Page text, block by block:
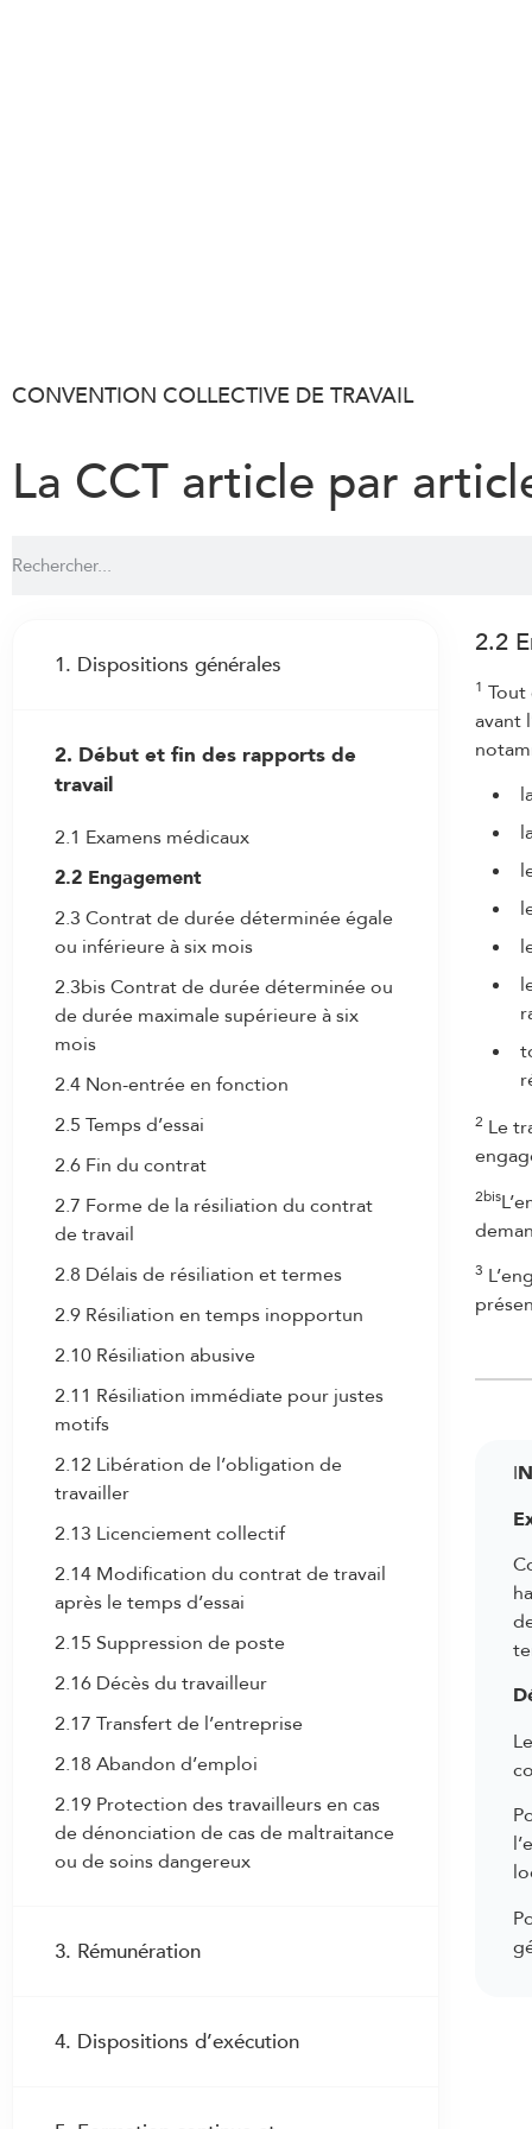
CONVENTION COLLECTIVE DE TRAVAIL
La CCT article par
1. Dispositions générales
1.2 But
1.3 Champ d’application
1.3bis Dispositions applicables aux
auxiliaires de vacances âgés entre 15 et
1.3ter Dispositions applicables aux
résiduelle à la suite d’une atteinte à leur
santé
1.6 Accords spéciaux complémentaires
2. Début et fin des rapports de
travail
2.1 Examens médicaux
2.2 Engagement
2.3 Contrat de durée déterminée égale
ou inférieure à six mois
2.3bis Contrat de durée déterminée ou
de durée maximale supérieure à six
mois
2.4 Non-entrée en fonction
2.5 Temps d’essai
2.6 Fin du contrat
2.7 Forme de la résiliation du contrat
de travail
2.8 Délais de résiliation et termes
2.9 Résiliation en temps inopportun
2.10 Résiliation abusive
2.11 Résiliation immédiate pour justes
motifs
2.12 Libération de l’obligation de
travailler
2.13 Licenciement collectif
2.14 Modification du contrat de travail
après le temps d’essai
2.15 Suppression de poste
2.16 Décès du travailleur
2.17 Transfert de l’entreprise
2.18 Abandon d’emploi
2.19 Protection des travailleurs en cas
de dénonciation de cas de maltraitance
ou de soins dangereux
3. Rémunération
3.2 Fixation du salaire initial
4. Dispositions d’exécution
2.2
1 Tout
avant
2 Le
2bis
3
I